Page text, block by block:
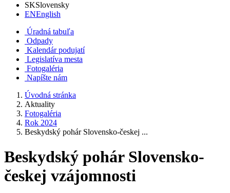
SKSlovensky
ENEnglish
Úradná tabuľa
Odpady
Kalendár podujatí
Legislatíva mesta
Fotogaléria
Napíšte nám
Úvodná stránka
Aktuality
Fotogaléria
Rok 2024
Beskydský pohár Slovensko-českej ...
Beskydský pohár Slovensko-
českej vzájomnosti